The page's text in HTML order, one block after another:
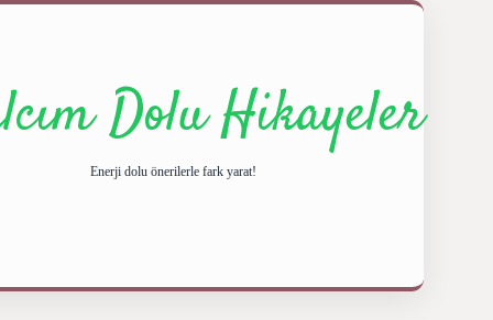
Dolu Hikayeler
Enerji dolu önerilerle fark yarat!